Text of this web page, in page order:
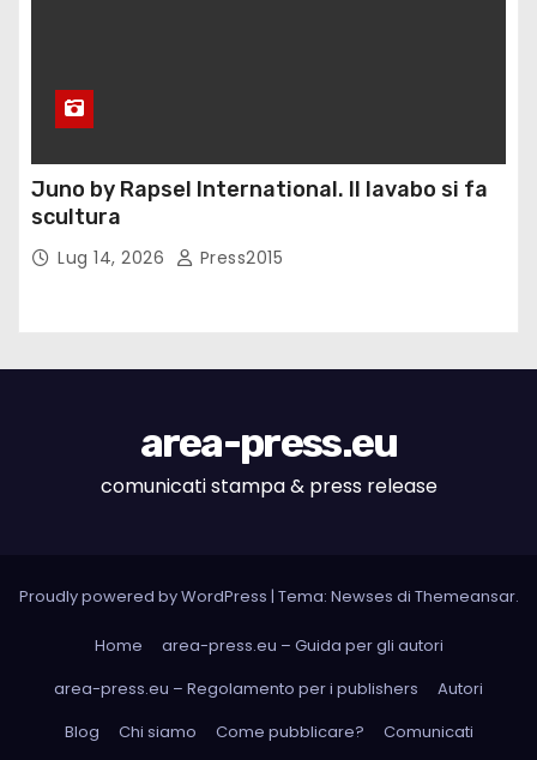
Juno by Rapsel International. Il lavabo si fa
scultura
Lug 14, 2026 Press2015
area-press.eu
comunicati stampa & press release
Proudly powered by WordPress | Tema: Newses di Themeansar.
Home
area-press.eu – Guida per gli autori
area-press.eu – Regolamento per i publishers
Autori
Blog
Chi siamo Come pubblicare? Comunicati